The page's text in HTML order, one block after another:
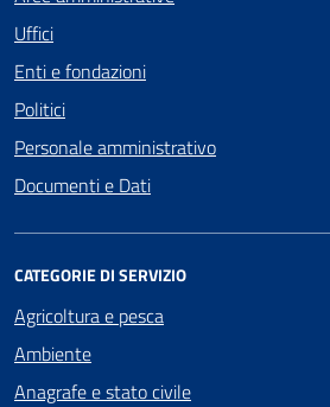
Uffici
Enti e fondazioni
Politici
Personale amministrativo
Documenti e Dati
CATEGORIE DI SERVIZIO
Agricoltura e pesca
Ambiente
Anagrafe e stato civile